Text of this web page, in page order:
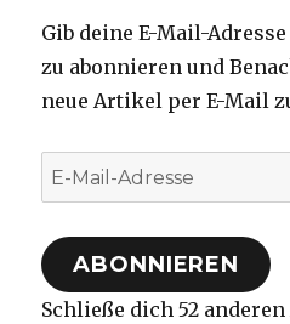
Gib deine E-Mail-
zu abonnieren und
neue Artikel per E-Mail
E-
Mail-
Adresse
ABONNIEREN
Schließe dich 52